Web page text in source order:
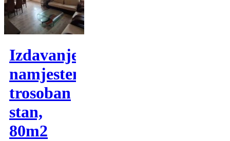
Izdavanje,
namjesten
trosoban
stan,
80m2